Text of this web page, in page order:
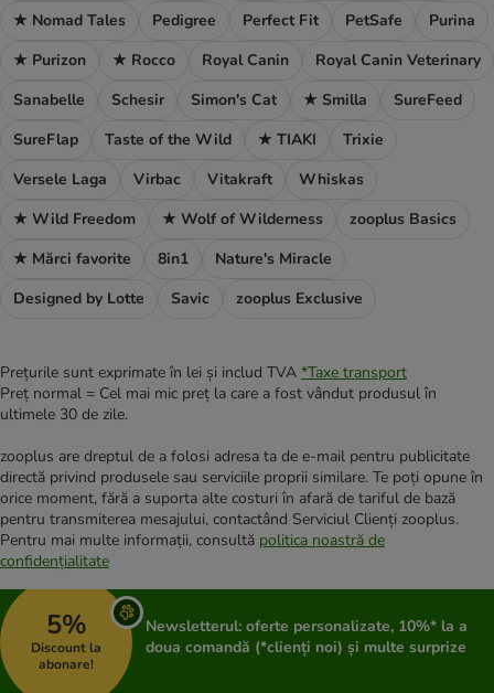
★ Nomad Tales
Pedigree Perfect Fit PetSafe
Purina
★ Purizon
★ Rocco Royal Canin
Royal Canin Veterinary
Sanabelle
Schesir Simon's Cat ★ Smilla
SureFeed
SureFlap
Taste of the Wild ★ TIAKI
Trixie
Versele Laga
Virbac Vitakraft
Whiskas
★ Wild Freedom
★ Wolf of Wilderness
zooplus Basics
★ Mărci favorite
8in1
Nature's Miracle
Designed by Lotte
Savic zooplus Exclusive
Prețurile sunt exprimate în lei și includ TVA *Taxe transport
Preț normal = Cel mai mic preț la care a fost vândut produsul în
ultimele 30 de zile.
zooplus are dreptul de a folosi adresa ta de e-mail pentru publicitate
directă privind produsele sau serviciile proprii similare. Te poți opune în
orice moment, fără a suporta alte costuri în afară de tariful de bază
pentru transmiterea mesajului, contactând Serviciul Clienți zooplus.
Pentru mai multe informații, consultă politica noastră de
confidențialitate
5%
Discount la
abonare!
Newsletterul: oferte personalizate, 10%* la a
doua comandă (*clienți noi) și multe surprize